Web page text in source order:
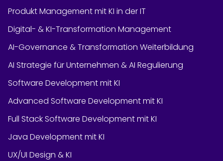
Produkt Management mit KI in der IT
Digital- & KI-Transformation Management
AI-Governance & Transformation Weiterbildung
AI Strategie für Unternehmen & AI Regulierung
Software Development mit KI
Advanced Software Development mit KI
Full Stack Software Development mit KI
Java Development mit KI
UX/UI Design & KI